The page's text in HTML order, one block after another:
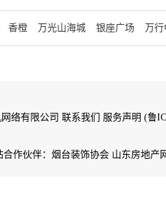
香橙 万光山海城 银座广场 万
络有限公司 联系我们 服务声明 (鲁
合作伙伴：烟台装饰协会 山东房地